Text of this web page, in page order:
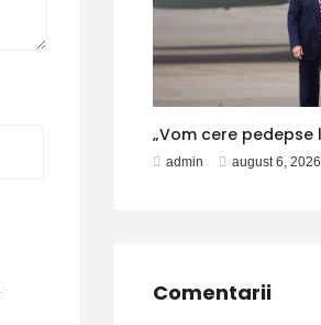
admin august 6, 2026
Comentarii